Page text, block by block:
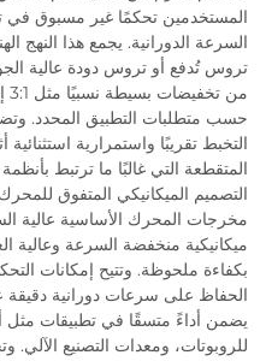
المستخدمين تحكمًا غير مسبوق في
السرعة الدورانية. يجمع هذا النهج
تروس تُدفع أو تروس دودة عالية
حسب متطلبات التطبيق المحدد.
التخبط تقريبًا واستمرارية
المتقطعة التي غالبًا ما ترتبط
مخرجات المحرك الأساسية عالية
ميكانيكية منخفضة السرعة وعالية
بكفاءة ملحوظة. وتتيح إمكانات
الحفاظ على سرعات دورانية
يضمن أداءً متسقًا في تطبيقات مثل
للروبوتات، ومعدات التصنيع